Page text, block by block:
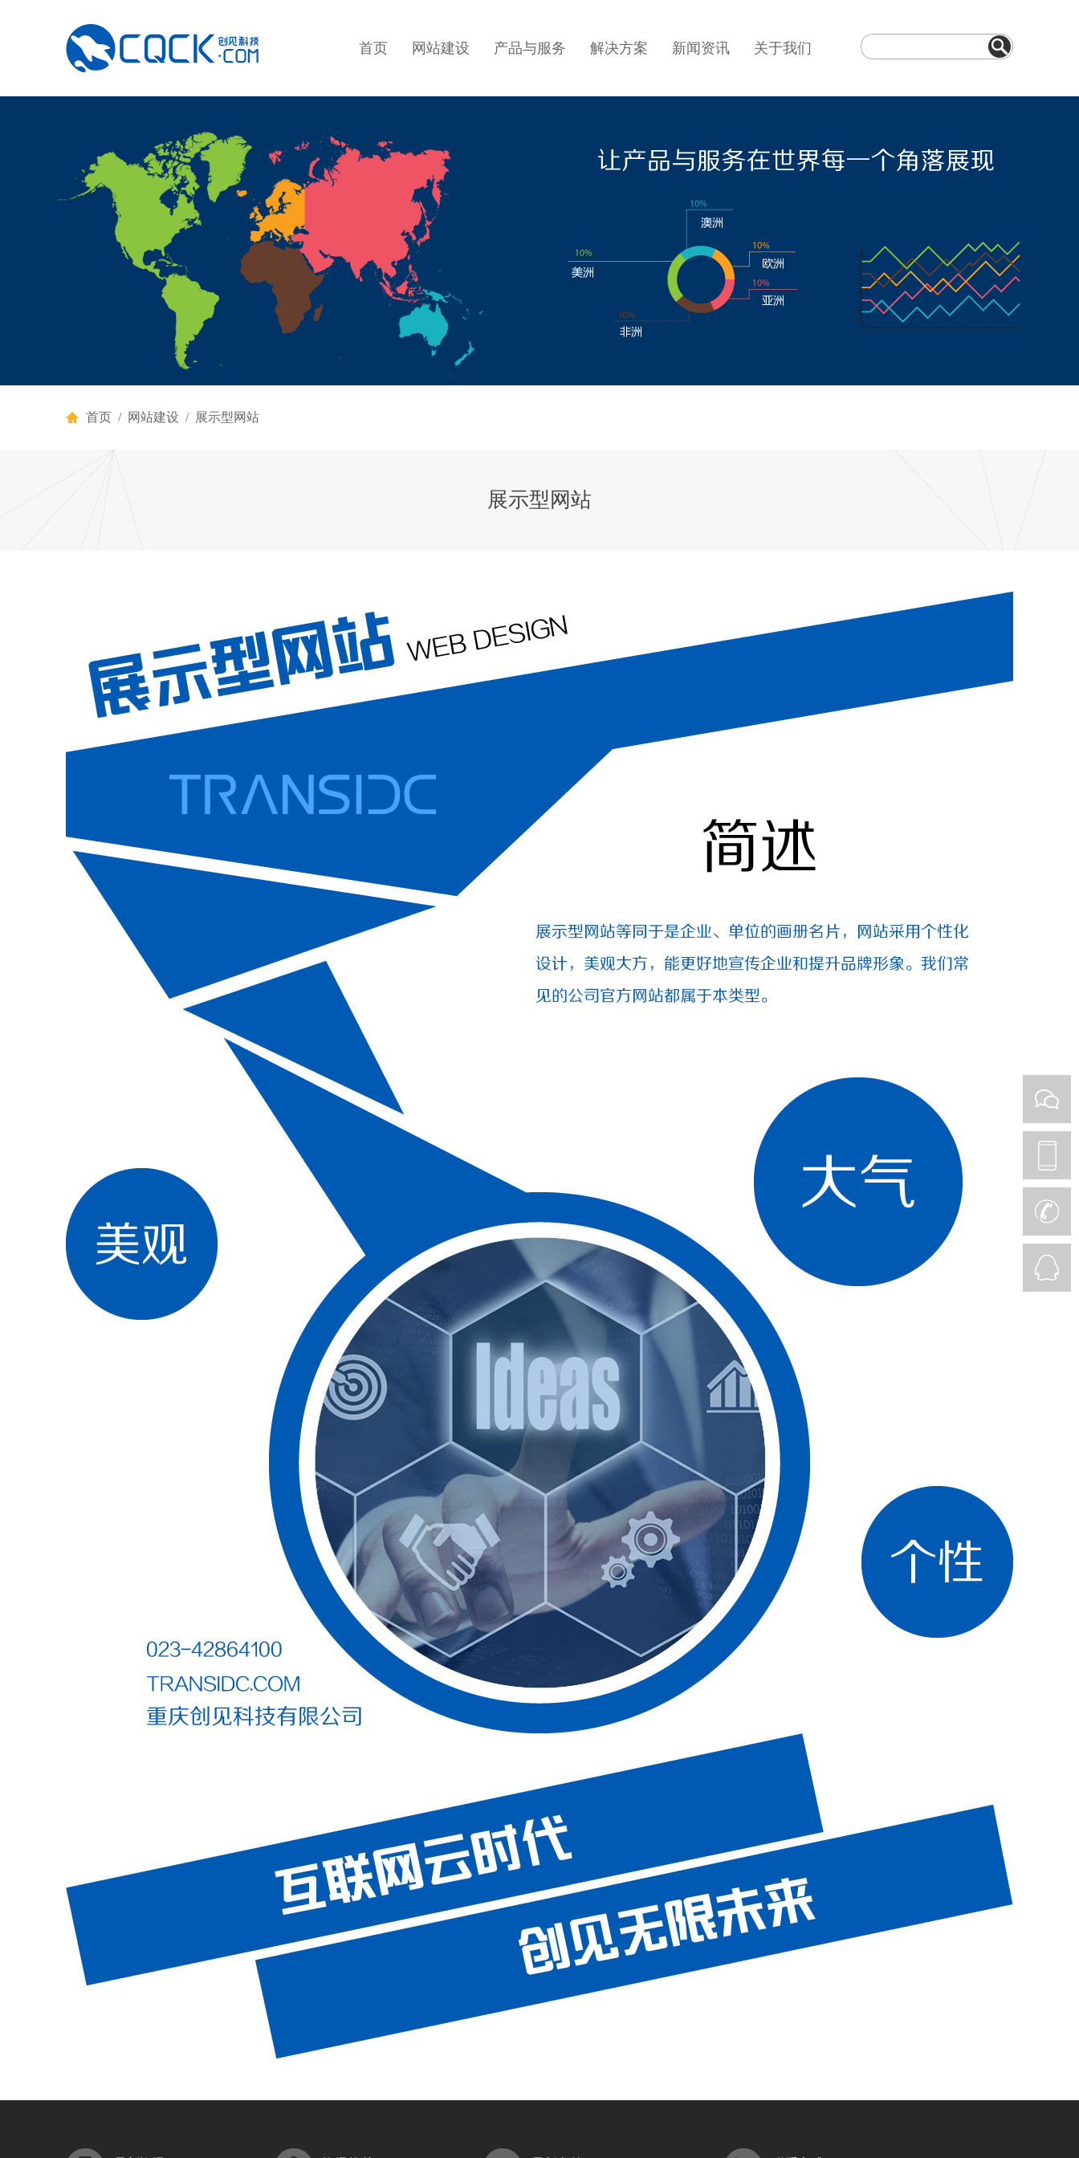
首页 网站建设 产品与服务 解决方案 新闻资讯 关于我们
首页 / 网站建设 / 展示型网站
展示型网站